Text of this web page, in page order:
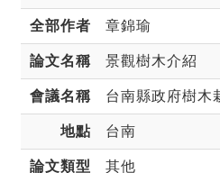
全部作者 章錦瑜
論文名稱 景觀樹木介紹
會議名稱 台南縣政府樹木
地點 台南
論文類型 其他